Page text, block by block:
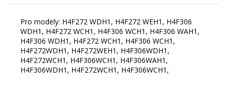
Pro modely: H4F272 WDH1, H4F272 WEH1, H4F306
WDH1, H4F272 WCH1, H4F306 WCH1, H4F306 WAH1,
H4F306 WDH1, H4F272 WCH1, H4F306 WCH1,
H4F272WDH1, H4F272WEH1, H4F306WDH1,
H4F272WCH1, H4F306WCH1, H4F306WAH1,
H4F306WDH1, H4F272WCH1, H4F306WCH1,